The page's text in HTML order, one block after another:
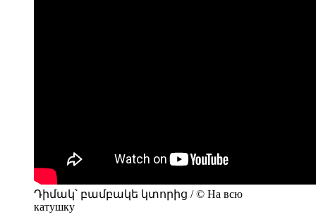
Դիմակ՝ բամբակե կտորից / © На всю
катушку